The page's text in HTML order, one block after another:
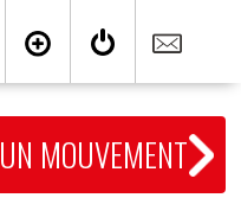
UN MOUVEMENT